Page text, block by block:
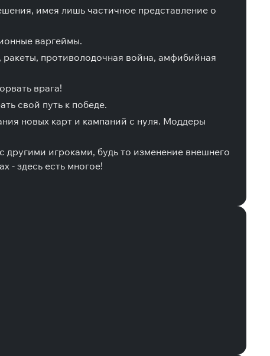
имея лишь частичное представление о
варгеймы.
противолодочная война, амфибийная
врага!
свой путь к победе.
новых карт и кампаний с нуля. Моддеры
игроками, будь то изменение внешнего
- здесь есть многое!